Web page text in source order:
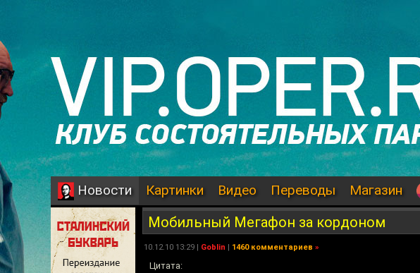
Новости Картинки Видео Переводы Магазин
Мобильный Мегафон за кордоном
10.12.10 13:29 | Goblin | 1460 комментариев »
Цитата: